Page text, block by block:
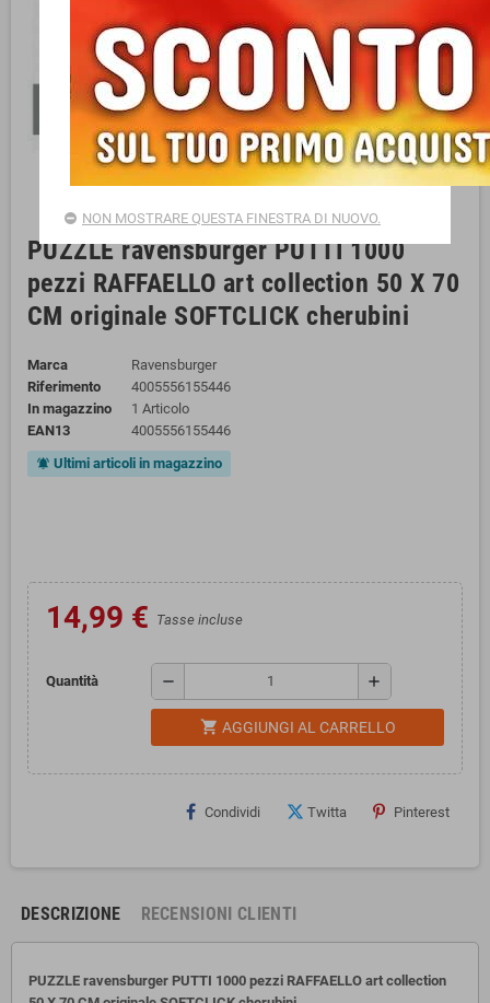
PUZZLE ravensburger PUTTI 1000
pezzi RAFFAELLO art collection 50 X 70
CM originale SOFTCLICK cherubini
Marca
Ravensburger
Riferimento
4005556155446
In magazzino
1 Articolo
EAN13
4005556155446
notifications_active Ultimi articoli in magazzino
14,99 € Tasse incluse
Quantità remove add
shopping_cart AGGIUNGI AL CARRELLO
Condividi Twitta Pinterest
DESCRIZIONE RECENSIONI CLIENTI
PUZZLE ravensburger PUTTI 1000 pezzi RAFFAELLO art collection
NON MOSTRARE QUESTA FINESTRA DI NUOVO.